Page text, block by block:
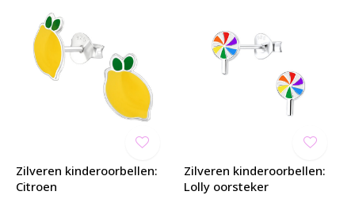
Zilveren kinderoorbellen:
Citroen
Zilveren kinderoorbellen:
Lolly oorsteker